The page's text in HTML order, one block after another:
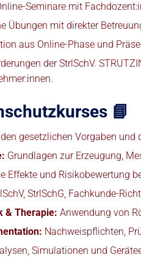
Seminare mit
Übungen mit direkter
aus Online-Phase und
der StrlSchV.
📘
gesetzlichen Vorgaben
Grundlagen zur Erzeugung,
Effekte und Risikobewertung
StrlSchG, Fachkunde-
& Therapie: Anwendung von
Nachweispflichten,
Simulationen und